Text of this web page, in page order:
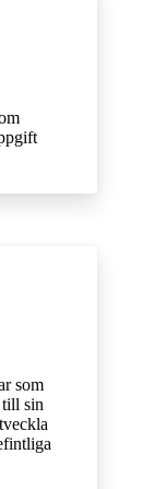
som
till sin